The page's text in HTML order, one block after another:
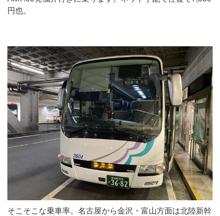
円也。
そこそこな乗車率。名古屋から金沢・富山方面は北陸新幹